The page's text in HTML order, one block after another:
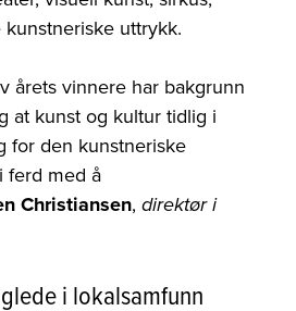
uttrykk.
årets vinnere har bakgrunn
at kunst og kultur tidlig i
for den kunstneriske
ferd med å
Christiansen, direktør i
i lokalsamfunn